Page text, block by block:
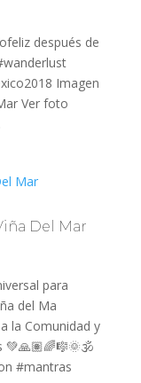
después de
Imagen
Ver foto
Del Mar
para
del Ma
la Comunidad y
💚🙏🏽🌈🎼🌞🕉
#mantras